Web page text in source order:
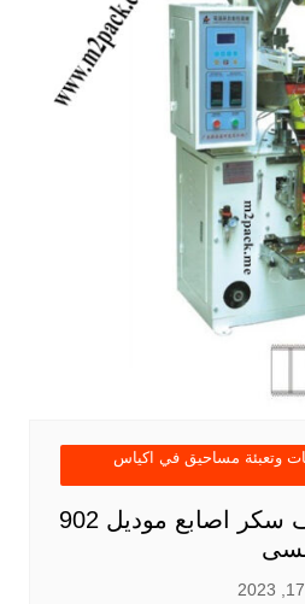
وتعبئة مساحيق في اكياس
ماكينة تعبئة وتغليف سكر اصابع موديل 902